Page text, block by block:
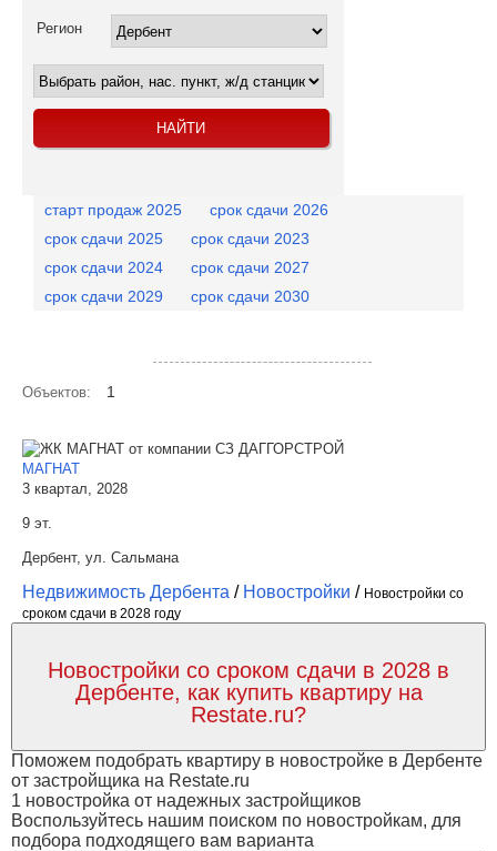
Регион
старт продаж 2025
срок сдачи 2026
срок сдачи 2025
срок сдачи 2023
срок сдачи 2024
срок сдачи 2027
срок сдачи 2029
срок сдачи 2030
Объектов: 1
МАГНАТ
3 квартал, 2028
9 эт.
Дербент, ул. Сальмана
Недвижимость Дербента / Новостройки / Новостройки со
сроком сдачи в 2028 году
Новостройки со сроком сдачи в 2028 в
Дербенте, как купить квартиру на
Restate.ru?
Поможем подобрать квартиру в новостройке в Дербенте
от застройщика на Restate.ru
1 новостройка от надежных застройщиков
Воспользуйтесь нашим поиском по новостройкам, для
подбора подходящего вам варианта